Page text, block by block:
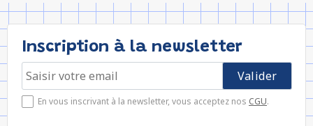
Inscription à la newsletter
En vous inscrivant à la newsletter, vous acceptez nos CGU.